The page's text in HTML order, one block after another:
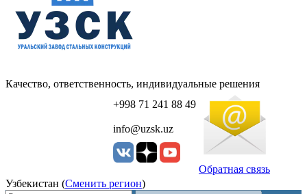
Качество, ответственность, индивидуальные решения
+998 71 241 88 49
info@uzsk.uz
Обратная связь
Узбекистан (Сменить регион)